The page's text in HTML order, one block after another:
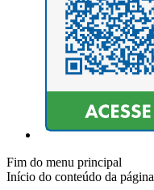
Fim do menu principal
Início do conteúdo da página